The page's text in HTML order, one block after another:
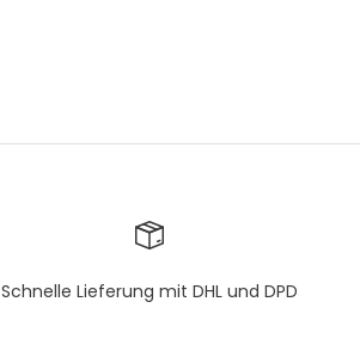
Schnelle Lieferung mit DHL und DPD